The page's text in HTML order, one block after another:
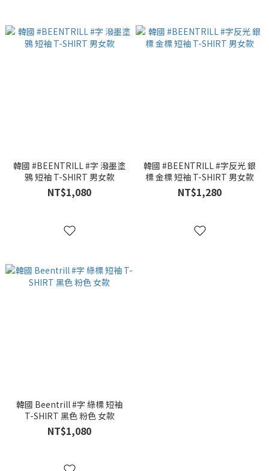
韓國 #BEENTRILL #字 潑墨塗
鴉 短袖 T-SHIRT 男女款
NT$1,080
韓國 #BEENTRILL #字反光 銀
標 金標 短袖 T-SHIRT 男女款
NT$1,280
韓國 Beentrill #字 綠標 短袖
T-SHIRT 黑色 粉色 女款
NT$1,080